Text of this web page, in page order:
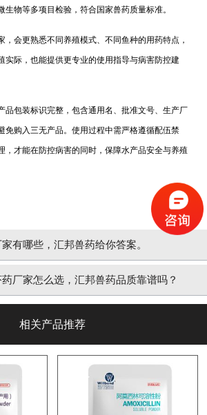
生物等多项目检验，符合国家兽药质量标准。
，会更熟悉不同养殖模式、不同鱼种的用药特点，
实际，也能提供更专业的使用指导与病害防控建
品包装标识完整，包含通用名、批准文号、生产厂
免购入三无产品。使用过程中需严格遵循配伍禁
，才能在防控病害的同时，保障水产品安全与养殖
有哪些，汇邦兽药给你答案。
厂家怎么选，汇邦兽药品质靠谱吗？
相关产品推荐